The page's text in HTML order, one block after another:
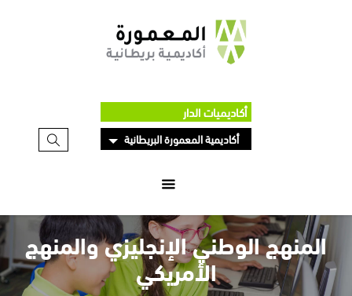
أكاديميات الدار
أكاديمية المعمورة البريطانية
المنهج الوطني الإنجليزي والمنهج
الأمريكي